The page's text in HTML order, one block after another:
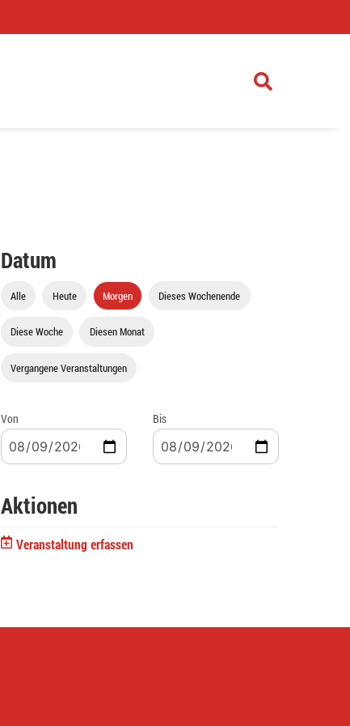
Datum
Alle Heute Morgen Dieses Wochenende
Diese Woche Diesen Monat
Vergangene Veranstaltungen
Von Bis
Aktionen
Veranstaltung erfassen